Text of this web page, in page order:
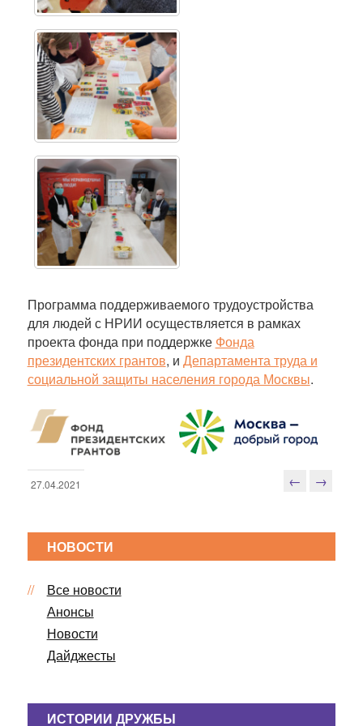
Программа поддерживаемого трудоустройства
для людей с НРИИ осуществляется в рамках
проекта фонда при поддержке Фонда
президентских грантов, и Департамента труда и
социальной защиты населения города Москвы.
27.04.2021
в
а
з
← →
НОВОСТИ
Все новости
Анонсы
Новости
Дайджесты
ИСТОРИИ ДРУЖБЫ